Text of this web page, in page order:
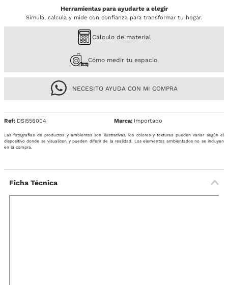
Herramientas para ayudarte a elegir
Simula, calcula y mide con confianza para transformar tu hogar.
Cálculo de material
Cómo medir tu espacio
NECESITO AYUDA CON MI COMPRA
Ref: DSI556004 Importado
Las fotografías de productos y ambientes son ilustrativas, los colores y texturas pueden variar según el
dispositivo donde se visualicen y pueden diferir de la realidad. Los elementos ambientados no se incluyen
en la compra.
Ficha Técnica